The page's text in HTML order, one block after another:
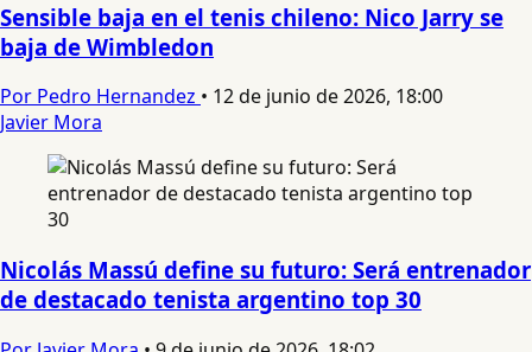
Sensible baja en el tenis chileno: Nico Jarry se
baja de Wimbledon
Por Pedro Hernandez • 12 de junio de 2026, 18:00
Javier Mora
Nicolás Massú define su futuro: Será entrenador
de destacado tenista argentino top 30